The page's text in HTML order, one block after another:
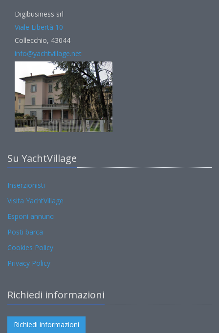
Digibusiness srl
Viale Libertà 10
Collecchio, 43044
info@yachtvillage.net
Su YachtVillage
Inserzionisti
Visita YachtVillage
Esponi annunci
Posti barca
Cookies Policy
Privacy Policy
Richiedi informazioni
Richiedi informazioni